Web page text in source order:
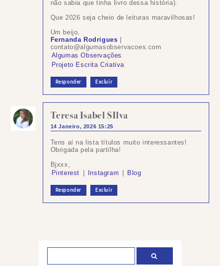
não sabia que tinha livro dessa história).
Que 2026 seja cheio de leituras maravilhosas!
Um beijo,
Fernanda Rodrigues
contato@algumasobservacoes.com
Algumas Observações
Projeto Escrita Criativa
Responder Excluir
Teresa Isabel SIlva
14 Janeiro, 2026 15:25
Tens aí na lista títulos muito interessantes!
Obrigada pela partilha!
Bjxxx,
Pinterest
Instagram Blog
Responder Excluir